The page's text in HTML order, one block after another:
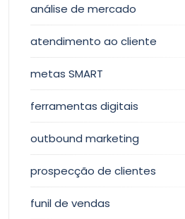
análise de mercado
atendimento ao cliente
metas SMART
ferramentas digitais
outbound marketing
prospecção de clientes
funil de vendas